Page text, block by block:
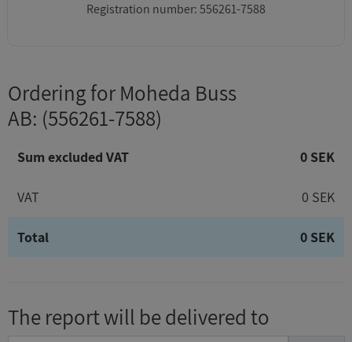
Registration number: 556261-7588
Ordering for Moheda Buss
AB: (556261-7588)
Sum excluded VAT 0 SEK
VAT 0 SEK
Total 0 SEK
The report will be delivered to